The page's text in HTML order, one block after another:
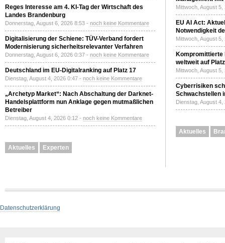
Reges Interesse am 4. KI-Tag der Wirtschaft des
Landes Brandenburg
Donnerstag, August 6, 2026 8:53 - noch keine Kommentare
Digitalisierung der Schiene: TÜV-Verband fordert
Modernisierung sicherheitsrelevanter Verfahren
Donnerstag, August 6, 2026 0:37 - noch keine Kommentare
Deutschland im EU-Digitalranking auf Platz 17
Dienstag, August 4, 2026 0:47 - noch keine Kommentare
„Archetyp Market“: Nach Abschaltung der Darknet-
Handelsplattform nun Anklage gegen mutmaßlichen
Betreiber
Dienstag, August 4, 2026 0:12 - noch keine Kommentare
Aktuelles Experten
Mittwoch, August
EU AI Act:
Notwendigkeit
Mittwoch, August
Kompromittierte
weltweit auf
Mittwoch, August
Cyberrisiken
Schwachstellen
Dienstag, August
Aktuelles
Datenschutzerklärung